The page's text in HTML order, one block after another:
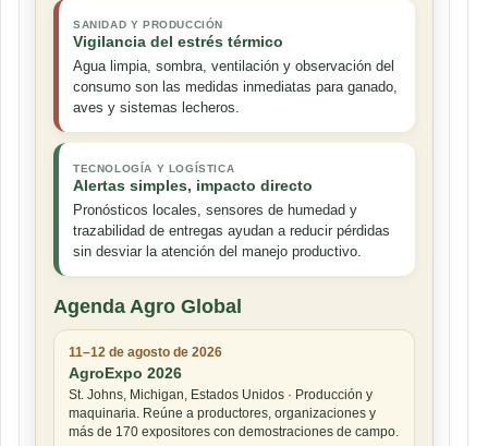
SANIDAD Y PRODUCCIÓN
Vigilancia del estrés térmico
Agua limpia, sombra, ventilación y observación del
consumo son las medidas inmediatas para ganado,
aves y sistemas lecheros.
TECNOLOGÍA Y LOGÍSTICA
Alertas simples, impacto directo
Pronósticos locales, sensores de humedad y
trazabilidad de entregas ayudan a reducir pérdidas
sin desviar la atención del manejo productivo.
Agenda Agro Global
11–12 de agosto de 2026
AgroExpo 2026
St. Johns, Michigan, Estados Unidos · Producción y
maquinaria. Reúne a productores, organizaciones y
más de 170 expositores con demostraciones de campo.